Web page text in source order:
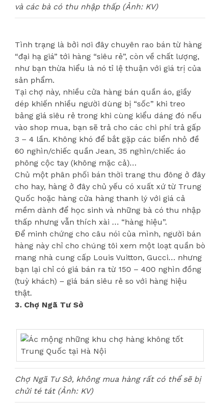
và các bà có thu nhập thấp (Ảnh: KV)
Tình trạng là bởi nơi đây chuyên rao bán từ hàng
“đại hạ giá” tới hàng “siêu rẻ”, còn về chất lượng,
như bạn thừa hiểu là nó tỉ lệ thuận với giá trị của
sản phẩm.
Tại chợ này, nhiều cửa hàng bán quần áo, giầy
dép khiến nhiều người dùng bị “sốc” khi treo
bảng giá siêu rẻ trong khi cùng kiểu dáng đó nếu
vào shop mua, bạn sẽ trả cho các chi phí trả gấp
3 – 4 lần. Không khó để bắt gặp các biển nhỏ đề
60 nghìn/chiếc quần Jean, 35 nghìn/chiếc áo
phông cộc tay (không mặc cả)…
Chủ một phân phối bán thời trang thu đông ở đây
cho hay, hàng ở đây chủ yếu có xuất xứ từ Trung
Quốc hoặc hàng cửa hàng thanh lý với giá cả
mềm dành để học sinh và những bà có thu nhập
thấp nhưng vẫn thích xài … “hàng hiệu”.
Để minh chứng cho câu nói của mình, người bán
hàng này chỉ cho chúng tôi xem một loạt quần bò
mang nhà cung cấp Louis Vuitton, Gucci… nhưng
bạn lại chỉ có giá bán ra từ 150 – 400 nghìn đồng
(tuỳ khách) – giá bán siêu rẻ so với hàng hiệu
thật.
3. Chợ Ngã Tư Sở
Chợ Ngã Tư Sở, không mua hàng rất có thể sẽ bị
chửi té tát (Ảnh: KV)